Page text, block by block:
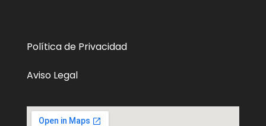
Política de Privacidad
Aviso Legal